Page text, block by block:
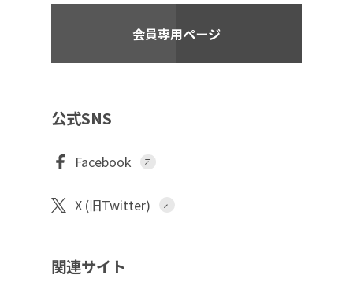
会員専用ページ
公式SNS
Facebook
X (旧Twitter)
関連サイト